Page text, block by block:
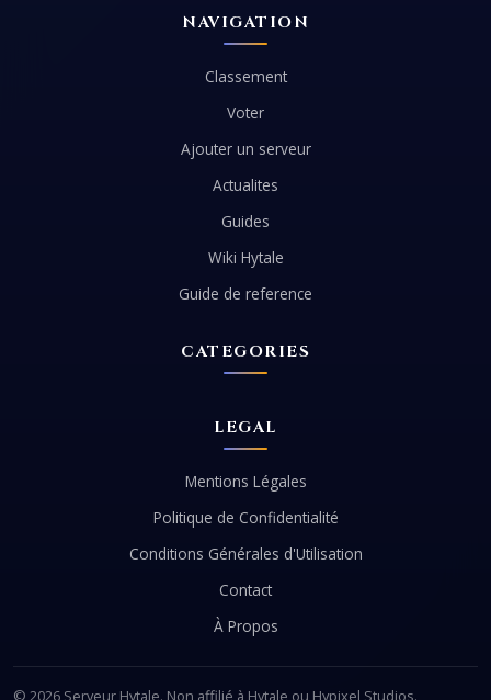
NAVIGATION
Classement
Voter
Ajouter un serveur
Actualites
Guides
Wiki Hytale
Guide de reference
CATEGORIES
LEGAL
Mentions Légales
Politique de Confidentialité
Conditions Générales d'Utilisation
Contact
À Propos
© 2026 Serveur Hytale. Non affilié à Hytale ou Hypixel Studios.